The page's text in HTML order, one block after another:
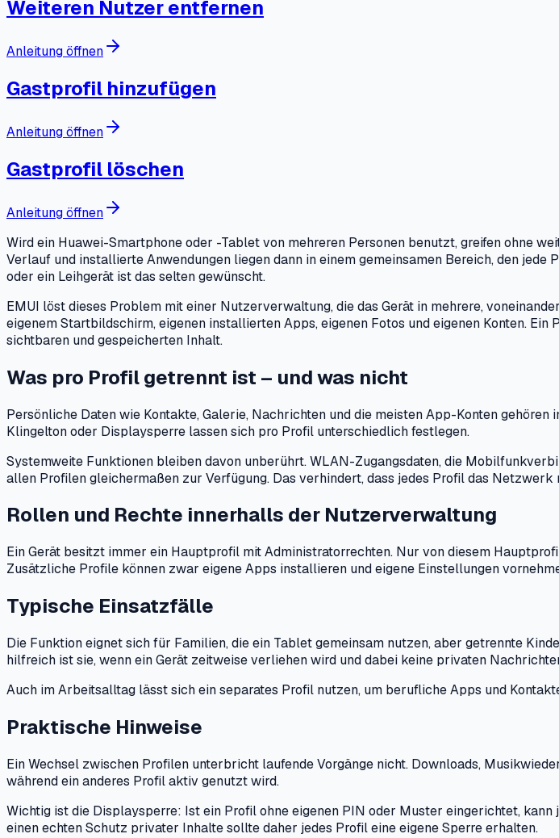
Weiteren Nutzer entfernen
Anleitung öffnen
Gastprofil hinzufügen
Anleitung öffnen
Gastprofil löschen
Anleitung öffnen
Wird ein Huawei-Smartphone oder -Tablet von mehreren Personen benutzt, greifen ohne
Verlauf und installierte Anwendungen liegen dann in einem gemeinsamen Bereich, den
oder ein Leihgerät ist das selten gewünscht.
EMUI löst dieses Problem mit einer Nutzerverwaltung, die das Gerät in mehrere,
eigenem Startbildschirm, eigenen installierten Apps, eigenen Fotos und eigenen Konten.
sichtbaren und gespeicherten Inhalt.
Was pro Profil getrennt ist – und was nicht
Persönliche Daten wie Kontakte, Galerie, Nachrichten und die meisten App-Konten
Klingelton oder Displaysperre lassen sich pro Profil unterschiedlich festlegen.
Systemweite Funktionen bleiben davon unberührt. WLAN-Zugangsdaten, die
allen Profilen gleichermaßen zur Verfügung. Das verhindert, dass jedes Profil das Netzwerk
Rollen und Rechte innerhalls der Nutzerverwaltung
Ein Gerät besitzt immer ein Hauptprofil mit Administratorrechten. Nur von diesem
Zusätzliche Profile können zwar eigene Apps installieren und eigene Einstellungen
Typische Einsatzfälle
Die Funktion eignet sich für Familien, die ein Tablet gemeinsam nutzen, aber getrennte
hilfreich ist sie, wenn ein Gerät zeitweise verliehen wird und dabei keine privaten
Auch im Arbeitsalltag lässt sich ein separates Profil nutzen, um berufliche Apps und
Praktische Hinweise
Ein Wechsel zwischen Profilen unterbricht laufende Vorgänge nicht. Downloads,
während ein anderes Profil aktiv genutzt wird.
Wichtig ist die Displaysperre: Ist ein Profil ohne eigenen PIN oder Muster eingerichtet,
einen echten Schutz privater Inhalte sollte daher jedes Profil eine eigene Sperre erhalten.